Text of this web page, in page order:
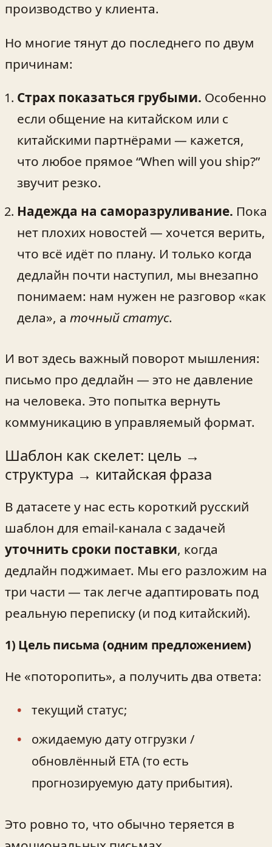
производство у клиента.
Но многие тянут до последнего по двум
причинам:
Страх показаться грубыми. Особенно
если общение на китайском или с
китайскими партнёрами — кажется,
что любое прямое “When will you ship?”
звучит резко.
Надежда на саморазруливание. Пока
нет плохих новостей — хочется верить,
что всё идёт по плану. И только когда
дедлайн почти наступил, мы внезапно
понимаем: нам нужен не разговор «как
дела», а точный статус.
И вот здесь важный поворот мышления:
письмо про дедлайн — это не давление
на человека. Это попытка вернуть
коммуникацию в управляемый формат.
Шаблон как скелет: цель →
структура → китайская фраза
В датасете у нас есть короткий русский
шаблон для email‑канала с задачей
уточнить сроки поставки, когда
дедлайн поджимает. Мы его разложим на
три части — так легче адаптировать под
реальную переписку (и под китайский).
1) Цель письма (одним предложением)
Не «поторопить», а получить два ответа:
текущий статус;
ожидаемую дату отгрузки /
обновлённый ETA (то есть
прогнозируемую дату прибытия).
Это ровно то, что обычно теряется в